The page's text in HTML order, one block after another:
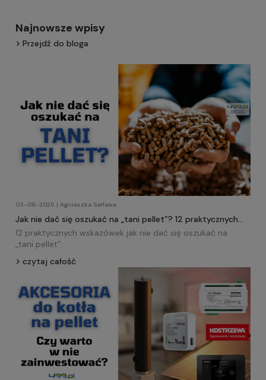
Najnowsze wpisy
Przejdź do bloga
03-08-2026 | Agnieszka Satława
Jak nie dać się oszukać na „tani pellet”? 12 praktycznych
wskazówek!
12 praktycznych wskazówek jak nie dać się oszukać na
„tani pellet”.
czytaj całość